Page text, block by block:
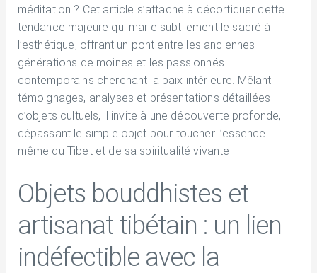
méditation ? Cet article s’attache à décortiquer cette
tendance majeure qui marie subtilement le sacré à
l’esthétique, offrant un pont entre les anciennes
générations de moines et les passionnés
contemporains cherchant la paix intérieure. Mêlant
témoignages, analyses et présentations détaillées
d’objets cultuels, il invite à une découverte profonde,
dépassant le simple objet pour toucher l’essence
même du Tibet et de sa spiritualité vivante.
Objets bouddhistes et
artisanat tibétain : un lien
indéfectible avec la